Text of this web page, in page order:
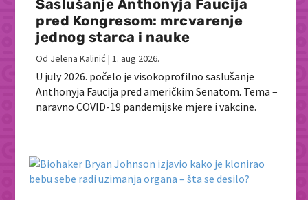
Saslušanje Anthonyja Faucija
pred Kongresom: mrcvarenje
jednog starca i nauke
Od Jelena Kalinić |1. aug 2026.
U july 2026. počelo je visokoprofilno saslušanje
Anthonyja Faucija pred američkim Senatom. Tema –
naravno COVID-19 pandemijske mjere i vakcine.